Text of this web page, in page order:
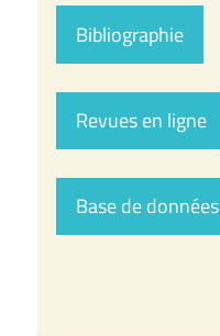
Bibliographie
Revues en ligne
Base de données